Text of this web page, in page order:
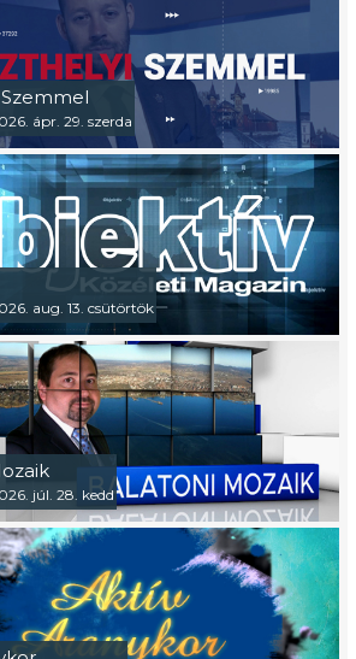
ápr. 29. szerda
aug. 13. csütörtök
júl. 28. kedd